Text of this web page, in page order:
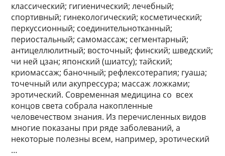
классический; гигиенический; лечебный;
спортивный; гинекологический; косметический;
перкуссионный; соединительнотканный;
периостальный; самомассаж; сегментарный;
антицеллюлитный; восточный; финский; шведский;
чи ней цзан; японский (шиатсу); тайский;
криомассаж; баночный; рефлексотерапия; гуаша;
точечный или акупрессура; массаж ложками;
эротический. Современная медицина со всех
концов света собрала накопленные
человечеством знания. Из перечисленных видов
многие показаны при ряде заболеваний, а
некоторые полезны всем, например, эротический
…